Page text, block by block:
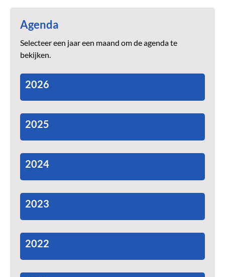
Agenda
Selecteer een jaar een maand om de agenda te
bekijken.
2026
2025
2024
2023
2022